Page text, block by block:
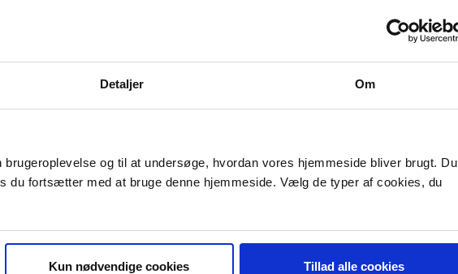
Detaljer Om
og til at undersøge, hvordan vores hjemmeside bliver brugt. Du
du fortsætter med at bruge denne hjemmeside. Vælg de typer af cookies, du
Kun nødvendige cookies Tillad alle cookies